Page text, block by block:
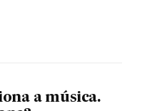
a música.